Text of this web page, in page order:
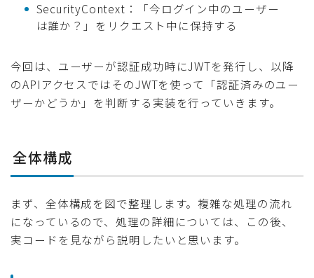
SecurityContext：「今ログイン中のユーザー
は誰か？」をリクエスト中に保持する
今回は、ユーザーが認証成功時にJWTを発行し、以降
のAPIアクセスではそのJWTを使って「認証済みのユー
ザーかどうか」を判断する実装を行っていきます。
全体構成
まず、全体構成を図で整理します。複雑な処理の流れ
になっているので、処理の詳細については、この後、
実コードを見ながら説明したいと思います。